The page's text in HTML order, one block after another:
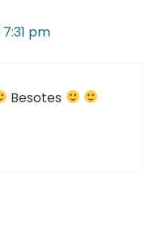
pm
Besotes